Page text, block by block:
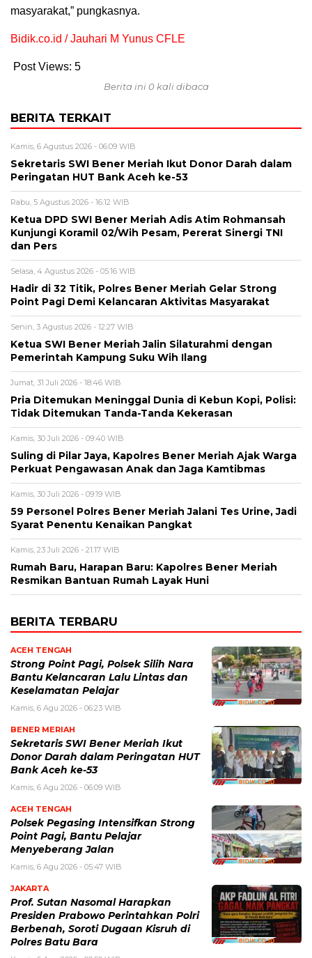
masyarakat,” pungkasnya.
Bidik.co.id / Jauhari M Yunus CFLE
Post Views: 5
Berita ini 0 kali dibaca
BERITA TERKAIT
Kamis, 6 Agustus 2026 - 06:09 WIB
Sekretaris SWI Bener Meriah Ikut Donor Darah dalam
Peringatan HUT Bank Aceh ke-53
Rabu, 5 Agustus 2026 - 16:12 WIB
Ketua DPD SWI Bener Meriah Adis Atim Rohmansah
Kunjungi Koramil 02/Wih Pesam, Pererat Sinergi TNI
dan Pers
Selasa, 4 Agustus 2026 - 05:16 WIB
Hadir di 32 Titik, Polres Bener Meriah Gelar Strong
Point Pagi Demi Kelancaran Aktivitas Masyarakat
Senin, 3 Agustus 2026 - 12:27 WIB
Ketua SWI Bener Meriah Jalin Silaturahmi dengan
Pemerintah Kampung Suku Wih Ilang
Jumat, 31 Juli 2026 - 18:46 WIB
Pria Ditemukan Meninggal Dunia di Kebun Kopi, Polisi:
Tidak Ditemukan Tanda-Tanda Kekerasan
Kamis, 30 Juli 2026 - 09:40 WIB
Suling di Pilar Jaya, Kapolres Bener Meriah Ajak Warga
Perkuat Pengawasan Anak dan Jaga Kamtibmas
Kamis, 30 Juli 2026 - 09:19 WIB
59 Personel Polres Bener Meriah Jalani Tes Urine, Jadi
Syarat Penentu Kenaikan Pangkat
Kamis, 23 Juli 2026 - 21:17 WIB
Rumah Baru, Harapan Baru: Kapolres Bener Meriah
Resmikan Bantuan Rumah Layak Huni
BERITA TERBARU
ACEH TENGAH
Strong Point Pagi, Polsek Silih Nara
Bantu Kelancaran Lalu Lintas dan
Keselamatan Pelajar
Kamis, 6 Agu 2026 - 06:23 WIB
BENER MERIAH
Sekretaris SWI Bener Meriah Ikut
Donor Darah dalam Peringatan HUT
Bank Aceh ke-53
Kamis, 6 Agu 2026 - 06:09 WIB
ACEH TENGAH
Polsek Pegasing Intensifkan Strong
Point Pagi, Bantu Pelajar
Menyeberang Jalan
Kamis, 6 Agu 2026 - 05:47 WIB
JAKARTA
Prof. Sutan Nasomal Harapkan
Presiden Prabowo Perintahkan Polri
Berbenah, Soroti Dugaan Kisruh di
Polres Batu Bara